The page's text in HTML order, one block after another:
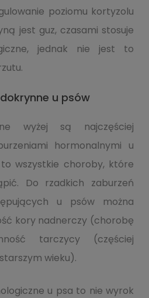
poziomu kortyzolu
jest guz, czasami stosuje
jednak nie jest to
u psów
wyżej są najczęściej
hormonalnymi u
wszystkie choroby, które
Do rzadkich zaburzeń
u psów można
kory nadnerczy (chorobę
tarczycy (częściej
wieku).
u psa to nie wyrok